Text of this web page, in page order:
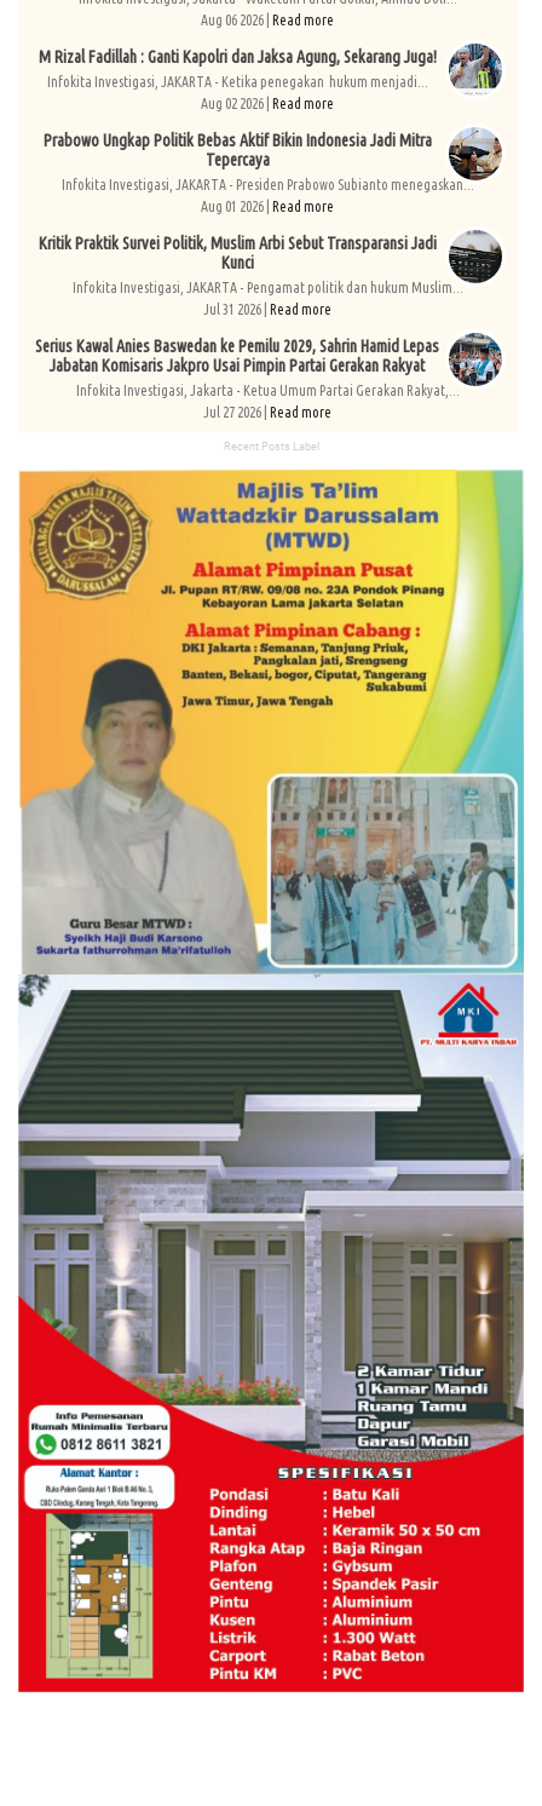
Aug 06 2026 | Read more
M Rizal Fadillah : Ganti Kapolri dan Jaksa Agung, Sekarang Juga!
Infokita Investigasi, JAKARTA - Ketika penegakan hukum menjadi...
Aug 02 2026 | Read more
Prabowo Ungkap Politik Bebas Aktif Bikin Indonesia Jadi Mitra
Tepercaya
Infokita Investigasi, JAKARTA - Presiden Prabowo Subianto menegaskan...
Aug 01 2026 | Read more
Kritik Praktik Survei Politik, Muslim Arbi Sebut Transparansi Jadi
Kunci
Infokita Investigasi, JAKARTA - Pengamat politik dan hukum Muslim...
Jul 31 2026 | Read more
Serius Kawal Anies Baswedan ke Pemilu 2029, Sahrin Hamid Lepas
Jabatan Komisaris Jakpro Usai Pimpin Partai Gerakan Rakyat
Infokita Investigasi, Jakarta - Ketua Umum Partai Gerakan Rakyat,...
Jul 27 2026 | Read more
Recent Posts Label